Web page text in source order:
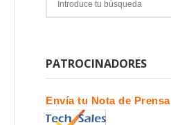
PATROCINADORES
Envía tu Nota de Prensa